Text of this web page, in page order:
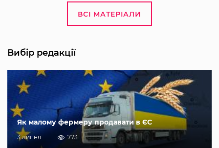
ВСІ МАТЕРІАЛИ
Вибір редакції
Як малому фермеру продавати в ЄС
3 липня 773